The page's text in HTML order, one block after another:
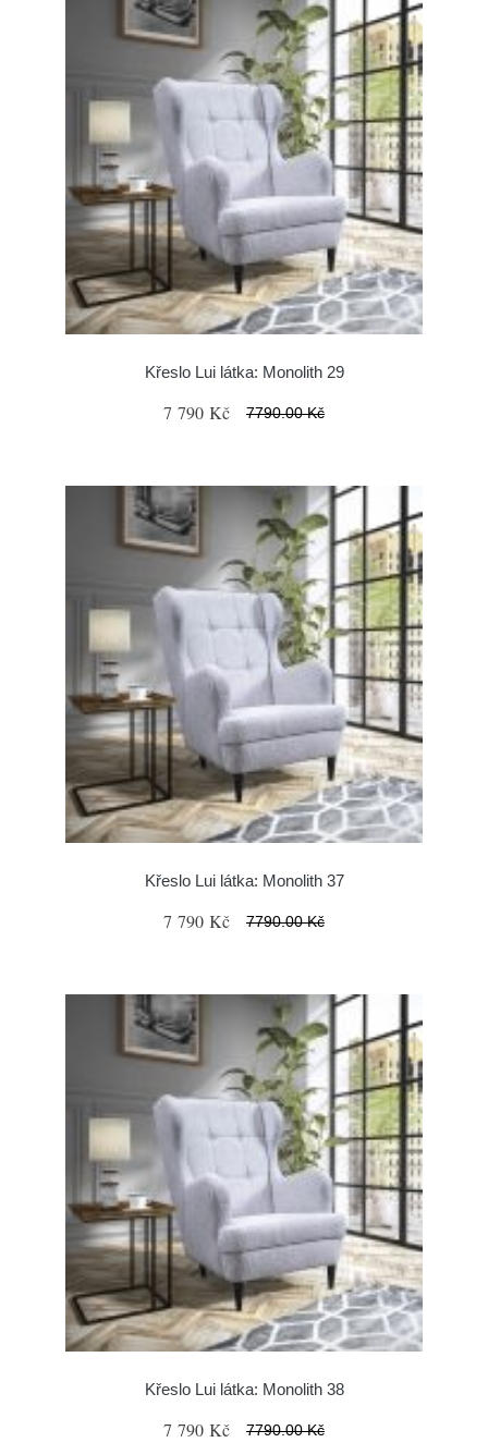
Křeslo Lui látka: Monolith 29
7 790 Kč 7790.00 Kč
Křeslo Lui látka: Monolith 37
7 790 Kč 7790.00 Kč
Křeslo Lui látka: Monolith 38
7 790 Kč 7790.00 Kč